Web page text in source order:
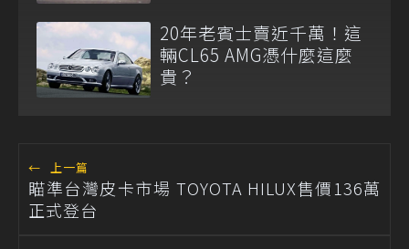
20年老賓士賣近千萬！這
輛CL65 AMG憑什麼這麼
貴？
← 上一篇
瞄準台灣皮卡市場 TOYOTA HILUX售價136萬
正式登台